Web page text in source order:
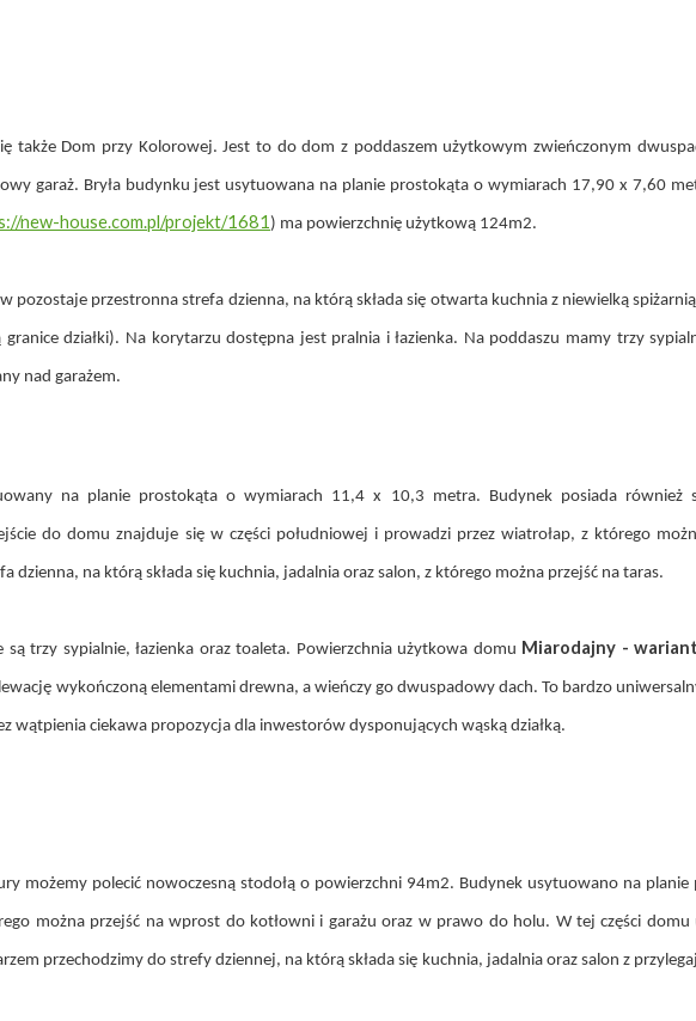
także Dom przy Kolorowej. Jest to do dom z poddaszem użytkowym zwieńczonym
garaż. Bryła budynku jest usytuowana na planie prostokąta o wymiarach 17,90 x 7,60
new-house.com.pl/projekt/1681 ) ma powierzchnię użytkową 124m2.
pozostaje przestronna strefa dzienna, na którą składa się otwarta kuchnia z niewielką
działki). Na korytarzu dostępna jest pralnia i łazienka. Na poddaszu mamy trzy
nad garażem.
na planie prostokąta o wymiarach 11,4 x 10,3 metra. Budynek posiada również
do domu znajduje się w części południowej i prowadzi przez wiatrołap, z którego
dzienna, na którą składa się kuchnia, jadalnia oraz salon, z którego można przejść na taras.
trzy sypialnie, łazienka oraz toaleta. Powierzchnia użytkowa domu Miarodajny -
wykończoną elementami drewna, a wieńczy go dwuspadowy dach. To bardzo
wątpienia ciekawa propozycja dla inwestorów dysponujących wąską działką.
możemy polecić nowoczesną stodołą o powierzchni 94m2. Budynek usytuowano na
można przejść na wprost do kotłowni i garażu oraz w prawo do holu. W tej części
przechodzimy do strefy dziennej, na którą składa się kuchnia, jadalnia oraz salon z